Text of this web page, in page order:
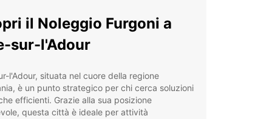
il Noleggio Furgoni a
sur-l'Adour
l'Adour, situata nel cuore della regione
è un punto strategico per chi cerca soluzioni
efficienti. Grazie alla sua posizione
questa città è ideale per attività